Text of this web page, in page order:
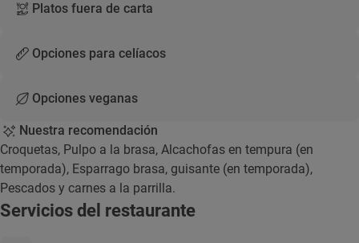
Platos fuera de carta
Opciones para celíacos
Opciones veganas
Nuestra recomendación
Croquetas, Pulpo a la brasa, Alcachofas en tempura (en
temporada), Esparrago brasa, guisante (en temporada),
Pescados y carnes a la parrilla.
Servicios del restaurante